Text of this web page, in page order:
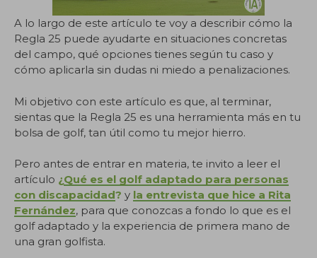
A lo largo de este artículo te voy a describir cómo la
Regla 25 puede ayudarte en situaciones concretas
del campo, qué opciones tienes según tu caso y
cómo aplicarla sin dudas ni miedo a penalizaciones.
Mi objetivo con este artículo es que, al terminar,
sientas que la Regla 25 es una herramienta más en tu
bolsa de golf, tan útil como tu mejor hierro.
Pero antes de entrar en materia, te invito a leer el
artículo ¿Qué es el golf adaptado para personas
con discapacidad? y la entrevista que hice a Rita
Fernández, para que conozcas a fondo lo que es el
golf adaptado y la experiencia de primera mano de
una gran golfista.